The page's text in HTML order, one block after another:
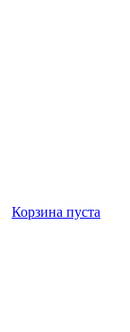
Корзина пуста